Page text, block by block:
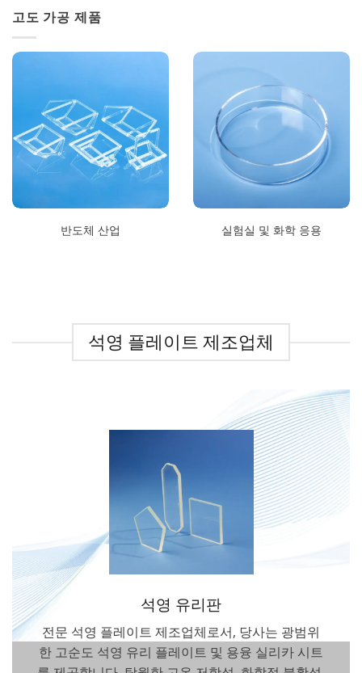
석영 플레이트 제조업체
석영 유리판
전문 석영 플레이트 제조업체로서, 당사는 광범위
한 고순도 석영 유리 플레이트 및 용융 실리카 시트
고도 가공 제품
반도체 산업 실험실 및 화학 응용